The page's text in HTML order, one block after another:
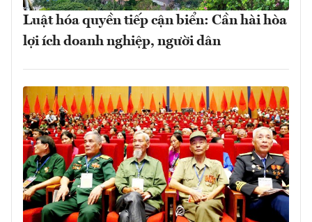
Luật hóa quyền tiếp cận biển: Cần hài hòa
lợi ích doanh nghiệp, người dân